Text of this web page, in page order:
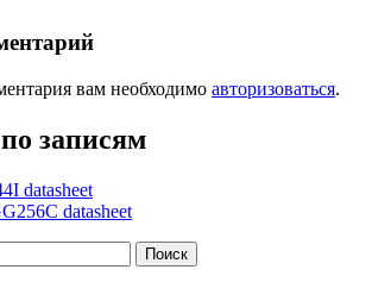
вам необходимо авторизоваться.
записям
datasheet
datasheet